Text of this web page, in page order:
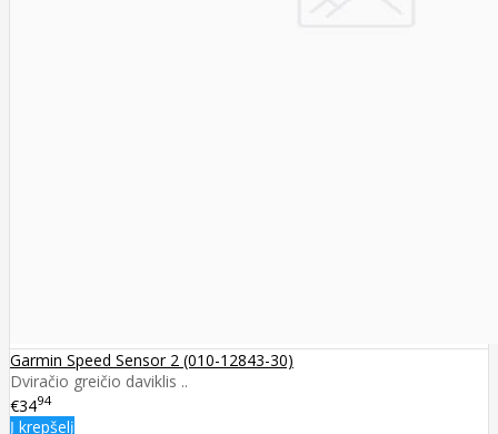
Garmin Speed Sensor 2 (010-12843-30)
Dviračio greičio daviklis ..
€3494
Į krepšelį